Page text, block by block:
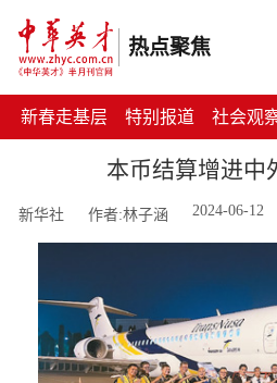
热点聚焦
新春走基层 特别报道 社会观
本币结算增进中
新华社 作者:林子涵 2024-06-12